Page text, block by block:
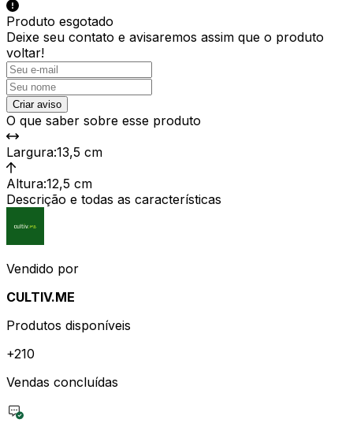
Produto esgotado
Deixe seu contato e avisaremos assim que o produto
voltar!
Criar aviso
O que saber sobre esse produto
Largura:13,5 cm
Altura:12,5 cm
Descrição e todas as características
Vendido por
CULTIV.ME
Produtos disponíveis
+210
Vendas concluídas